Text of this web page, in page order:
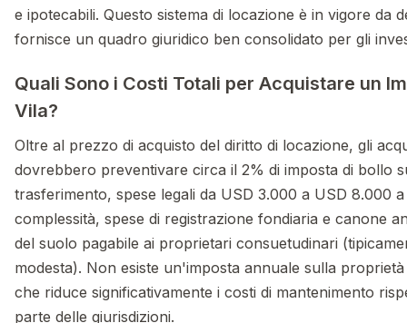
e ipotecabili. Questo sistema di locazione è in vigore da
fornisce un quadro giuridico ben consolidato per gli
Quali Sono i Costi Totali per Acquistare un
Vila?
Oltre al prezzo di acquisto del diritto di locazione, gli
dovrebbero preventivare circa il 2% di imposta di bollo
trasferimento, spese legali da USD 3.000 a USD 8.000
complessità, spese di registrazione fondiaria e canone
del suolo pagabile ai proprietari consuetudinari
modesta). Non esiste un'imposta annuale sulla
che riduce significativamente i costi di mantenimento
parte delle giurisdizioni.